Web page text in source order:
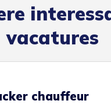
vacatures
chauffeur